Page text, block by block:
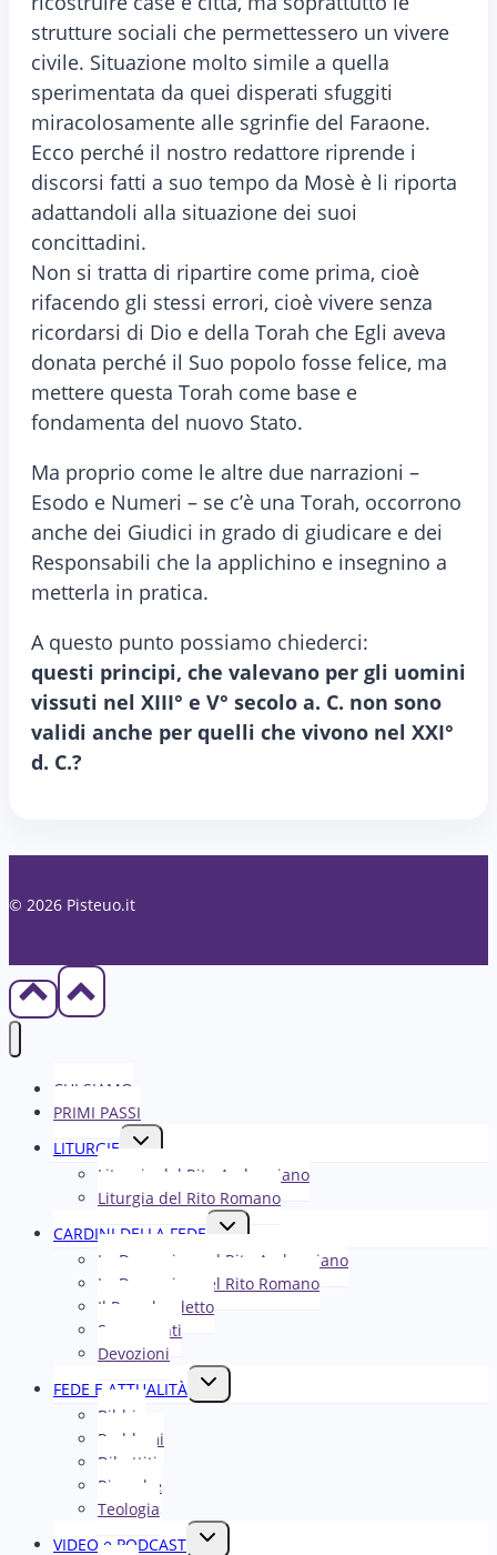
strutture sociali che permettessero un vivere
civile. Situazione molto simile a quella
sperimentata da quei disperati sfuggiti
miracolosamente alle sgrinfie del Faraone.
Ecco perché il nostro redattore riprende i
discorsi fatti a suo tempo da Mosè è li riporta
adattandoli alla situazione dei suoi
concittadini.
Non si tratta di ripartire come prima, cioè
rifacendo gli stessi errori, cioè vivere senza
ricordarsi di Dio e della Torah che Egli aveva
donata perché il Suo popolo fosse felice, ma
mettere questa Torah come base e
fondamenta del nuovo Stato.
Ma proprio come le altre due narrazioni –
Esodo e Numeri – se c’è una Torah, occorrono
anche dei Giudici in grado di giudicare e dei
Responsabili che la applichino e insegnino a
metterla in pratica.
A questo punto possiamo chiederci:
questi principi, che valevano per gli uomini
vissuti nel XIII° e V° secolo a. C. non sono
validi anche per quelli che vivono nel XXI°
d. C.?
© 2026 Pisteuo.it
CHI SIAMO
PRIMI PASSI
LITURGIE
Alterna
figlio
Liturgia del Rito Ambrosiano
Liturgia del Rito Romano
CARDINI DELLA FEDE
Alterna
figlio
La Domenica nel R​​​​​​ito Ambrosiano
La Domenica nel Rito Romano
Il Papa ha detto
Sacramenti
Devozioni
FEDE E ATTUALITÀ
Alterna
menu
Bibbia
Problemi
Dibattiti
Ricerche
Teologia
VIDEO e PODCAST
Alterna